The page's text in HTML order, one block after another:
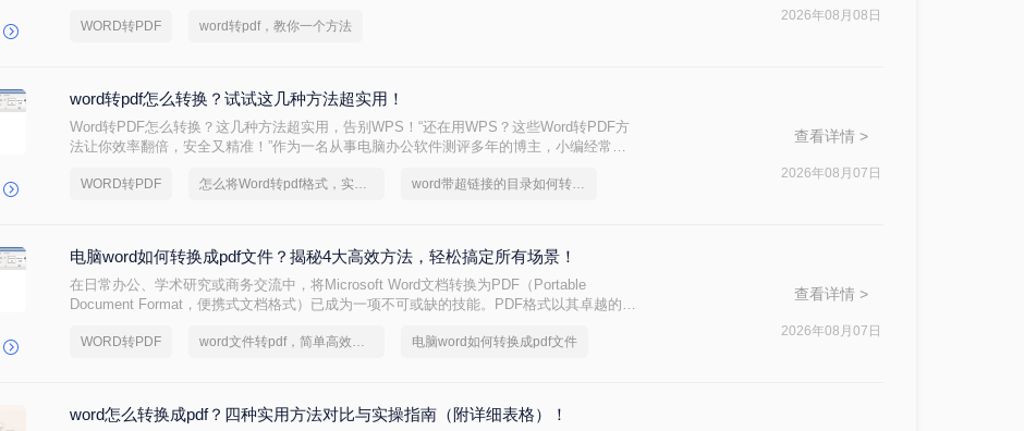
WORD转PDF word转pdf，教你一个方法
2026年08月08日
word转pdf怎么转换？试试这几种方法超实用！
Word转PDF怎么转换？这几种方法超实用，告别WPS！“还在用WPS？这些Word转PDF方
法让你效率翻倍，安全又精准！”作为一名从事电脑办公软件测评多年的博主，小编经常被
告、合同或技术文档时，大家总担心格式错乱、操作繁琐或数据泄露。今天，小编就结合多
WORD转PDF 怎么将Word转pdf格式，实用的方法来了 word带超链接的目录如何转pdf
查看详情 >
2026年08月07日
电脑word如何转换成pdf文件？揭秘4大高效方法，轻松搞定所有场景！
在日常办公、学术研究或商务交流中，将Microsoft Word文档转换为PDF（Portable
Document Format，便携式文档格式）已成为一项不可或缺的技能。PDF格式以其卓越的跨
报告、发送商业合同，还是分享个人简历，PDF都能确保接收方看到的内容与您精心设计的
WORD转PDF word文件转pdf，简单高效的转换方法 电脑word如何转换成pdf文件
查看详情 >
2026年08月07日
word怎么转换成pdf？四种实用方法对比与实操指南（附详细表格）！